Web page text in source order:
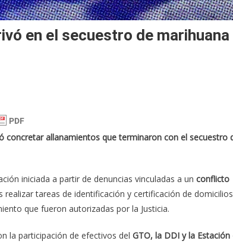
en el secuestro de marihuana
allanamientos que terminaron con el secuestro
iniciada a partir de denuncias vinculadas a un conflicto
realizar tareas de identificación y certificación de domicilios
que fueron autorizadas por la Justicia.
la participación de efectivos del GTO, la DDI y la Estación